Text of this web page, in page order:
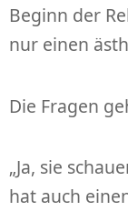
Beginn der
nur einen
Die Fragen
„Ja, sie
hat auch